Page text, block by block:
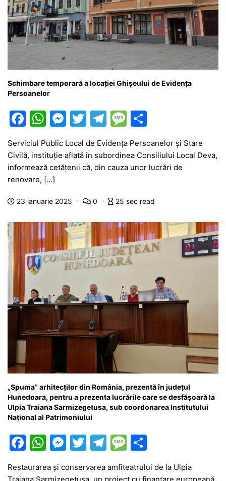
Schimbare temporară a locației Ghișeului de Evidența
Persoanelor
F
c
e
b
o
k
W
at
s
A
p
M
s
s
n
er
T
itt
er
T
e
gr
m
M
s
s
g
ta
je
z
Serviciul Public Local de Evidența Persoanelor și Stare
Civilă, instituție aflată în subordinea Consiliului Local Deva,
informează cetățenii că, din cauza unor lucrări de
renovare, […]
23 ianuarie 2025 0 25 sec read
„Spuma” arhitecților din România, prezentă în județul
Hunedoara, pentru a prezenta lucrările care se desfășoară la
Ulpia Traiana Sarmizegetusa, sub coordonarea Institutului
Național al Patrimoniului
F
c
W
at
M
s
T
itt
T
e
M
s ta
Restaurarea și conservarea amfiteatrului de la Ulpia
Traiana Sarmizegetusa, un proiect cu finanțare europeană